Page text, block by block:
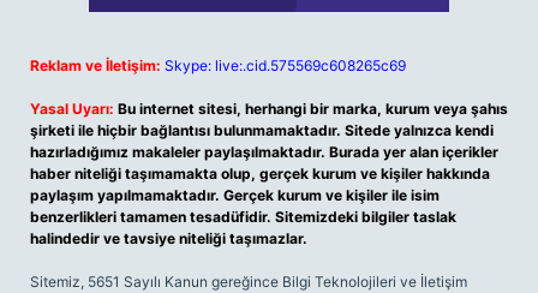
Reklam ve İletişim: Skype: live:.cid.575569c608265c69
Yasal Uyarı: Bu internet sitesi, herhangi bir marka, kurum veya şahıs
şirketi ile hiçbir bağlantısı bulunmamaktadır. Sitede yalnızca kendi
hazırladığımız makaleler paylaşılmaktadır. Burada yer alan içerikler
haber niteliği taşımamakta olup, gerçek kurum ve kişiler hakkında
paylaşım yapılmamaktadır. Gerçek kurum ve kişiler ile isim
benzerlikleri tamamen tesadüfidir. Sitemizdeki bilgiler taslak
halindedir ve tavsiye niteliği taşımazlar.
Sitemiz, 5651 Sayılı Kanun gereğince Bilgi Teknolojileri ve İletişim